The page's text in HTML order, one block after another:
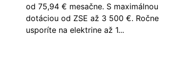
od 75,94 € mesačne. S maximálnou
dotáciou od ZSE až 3 500 €. Ročne
usporíte na elektrine až 1...